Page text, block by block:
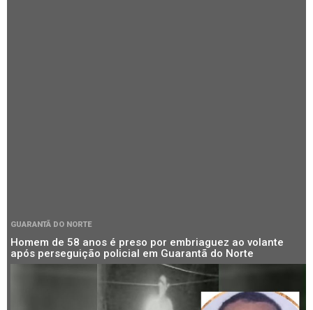
GUARANTÃ DO NORTE
Homem de 58 anos é preso por embriaguez ao volante
após perseguição policial em Guarantã do Norte